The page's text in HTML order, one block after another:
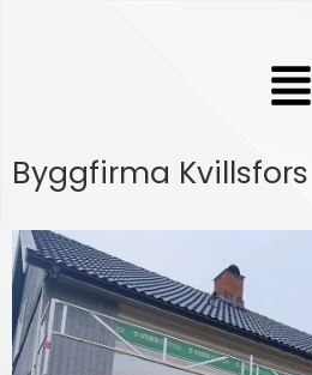
Meny
Byggfirma Kvillsfors